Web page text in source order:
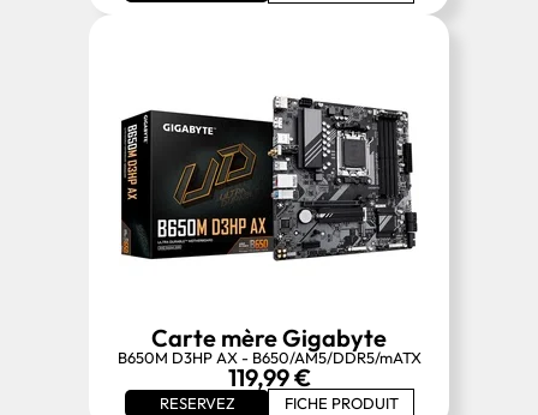
Carte mère Gigabyte
B650M D3HP AX - B650/AM5/DDR5/mATX
119,99 €
RESERVEZ FICHE PRODUIT